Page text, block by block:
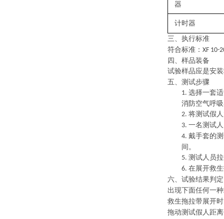
器
计时器
三、 执行标准
符合标准： XF 10-
四、样品装备
试验样品应是安
五、测试步骤
1. 选择一套
消防空气呼
2. 将测试假
3. 一名测试
4. 戴手套的
间。
5. 测试人员
6. 在展开救
六、试验结果判定
出现下面任何一
救生拖拉带展开
拖动测试假人距